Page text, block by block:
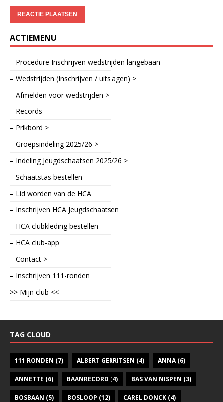
ACTIEMENU
– Procedure Inschrijven wedstrijden langebaan
– Wedstrijden (Inschrijven / uitslagen) >
– Afmelden voor wedstrijden >
– Records
– Prikbord >
– Groepsindeling 2025/26 >
– Indeling Jeugdschaatsen 2025/26 >
– Schaatstas bestellen
– Lid worden van de HCA
– Inschrijven HCA Jeugdschaatsen
– HCA clubkleding bestellen
– HCA club-app
– Contact >
– Inschrijven 111-ronden
>> Mijn club <<
TAG CLOUD
111 RONDEN (7) ALBERT GERRITSEN (4) ANNA(6)
ANNETTE (6) BAANRECORD (4) BAS VAN NISPEN (3)
BOSBAAN (5) BOSLOOP (12) CAREL DONCK (4)